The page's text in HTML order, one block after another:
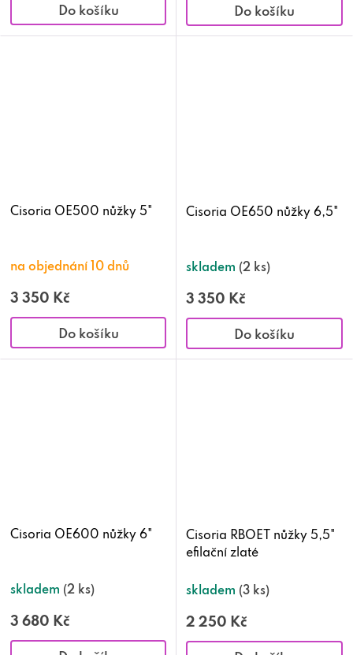
Do košíku Do košíku
Cisoria OE500 nůžky 5"
na objednání 10 dnů
3 350 Kč
Do košíku
Cisoria OE650 nůžky 6,5"
skladem (2 ks)
3 350 Kč
Do košíku
Cisoria OE600 nůžky 6"
skladem (2 ks)
3 680 Kč
Cisoria RBOET nůžky 5,5"
efilační zlaté
skladem (3 ks)
2 250 Kč